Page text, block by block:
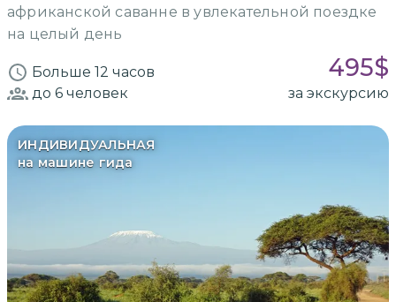
африканской саванне в увлекательной поездке
на целый день
Больше 12 часов 495$
до 6 человек за экскурсию
ИНДИВИДУАЛЬНАЯ
на машине гида